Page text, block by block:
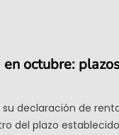
octubre:
declaración de
del plazo